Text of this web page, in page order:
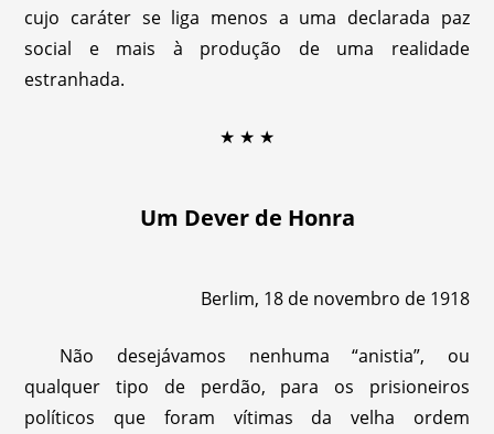
cujo caráter se liga menos a uma declarada paz
social e mais à produção de uma realidade
estranhada.
★ ★ ★
Um Dever de Honra
Berlim, 18 de novembro de 1918
Não desejávamos nenhuma “anistia”, ou
qualquer tipo de perdão, para os prisioneiros
políticos que foram vítimas da velha ordem